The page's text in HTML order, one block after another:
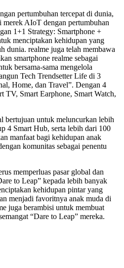
pertumbuhan tercepat di dunia,
merek AIoT dengan pertumbuhan
1+1 Strategy: Smartphone +
menciptakan kehidupan yang
dunia. realme juga telah membawa
smartphone realme sebagai
bersama-sama mengelola
Tech Trendsetter Life di 3
Home, dan Travel”. Dengan 4
TV, Smart Earphone, Smart Watch,
bertujuan untuk meluncurkan lebih
4 Smart Hub, serta lebih dari 100
manfaat bagi kehidupan anak
komunitas sebagai penentu
memperluas pasar global dan
to Leap” kepada lebih banyak
kehidupan pintar yang
menjadi favoritnya anak muda di
juga berambisi untuk membuat
“Dare to Leap” mereka.